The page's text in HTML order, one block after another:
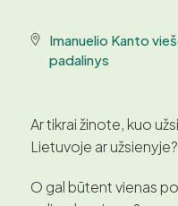
Imanuelio Kanto
padalinys
Ar tikrai žinote, kuo
Lietuvoje ar užsienyje?
O gal būtent vienas